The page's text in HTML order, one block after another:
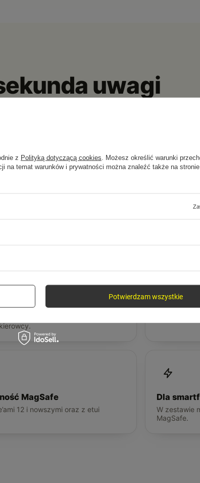
uwagi
rozpraszanie. Wystarczy moment, żeby spuścić
na drogę.
widoku
Telefon
MagSafe
12 i nowszymi oraz z etui
Dla
W zestawie
MagSafe.
z Polityką dotyczącą cookies . Możesz określić warunki
na temat warunków i prywatności można znaleźć także na stronie
Potwierdzam wszystkie